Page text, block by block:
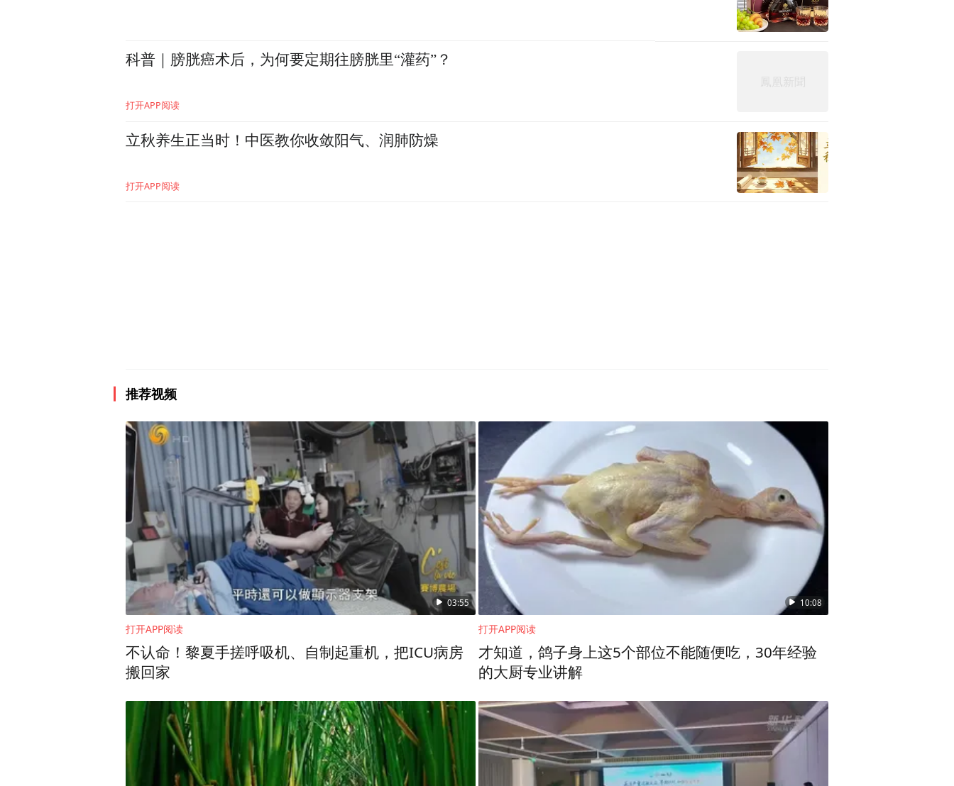
命运的考验接踵而至。孕27周，李女士第三次遭遇胎膜早破，且伴随规律宫缩，宫缩已无法有效抑制。情况
危急，随时可能发生宫内感染、大出血，母婴生命危在旦夕！
时间就是生命！医院立即启动危重孕产妇多学科急救（MDT）流程。生殖妇产中心、麻醉科、新生儿科专
家瞬间集结。手术室里，麻醉科团队精准施麻，为手术保驾护航；生殖妇产中心手术团队沉着应战，争分夺
秒；新生儿科医护团队全程待命，准备新生儿复苏。
随着两声微弱却清亮的啼哭划破手术室，一对龙凤胎顺利降生！男婴体重仅1千克，女婴900克，均为极低出
生体重儿，生命体征极度微弱。
第三章 生命接力！NICU里的守护
两个“小不点”的战斗，才刚刚开始
早已严阵以待的新生儿科团队，第一时间将宝宝转入重症监护室。保暖、呼吸支持、营养供给、感染防
控……每一个操作都小心翼翼，每一分每一秒都凝聚着医护人员的汗水与坚守。
科普｜膀胱癌术后，为何要定期往膀胱里“灌药”？
打开APP阅读
立秋养生正当时！中医教你收敛阳气、润肺防燥
打开APP阅读
推荐视频
03:55
打开APP阅读
不认命！黎夏手搓呼吸机、自制起重机，把ICU病房
搬回家
10:08
打开APP阅读
才知道，鸽子身上这5个部位不能随便吃，30年经验
的大厨专业讲解